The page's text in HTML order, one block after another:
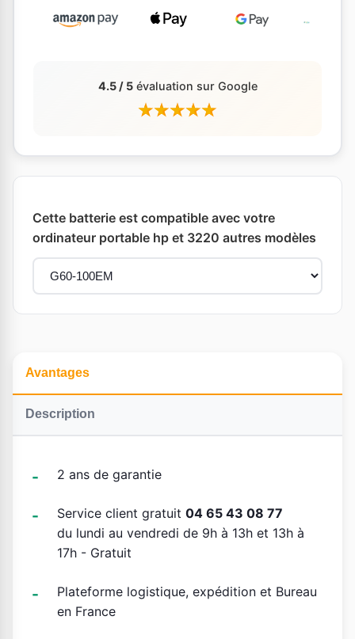
4.5 / 5évaluation sur Google
Cette batterie est compatible avec votre
ordinateur portable hp et 3220 autres modèles
Avantages
Description
2 ans de garantie
Service client gratuit 04 65 43 08 77
du lundi au vendredi de 9h à 13h et 13h à
17h - Gratuit
Plateforme logistique, expédition et Bureau
en France